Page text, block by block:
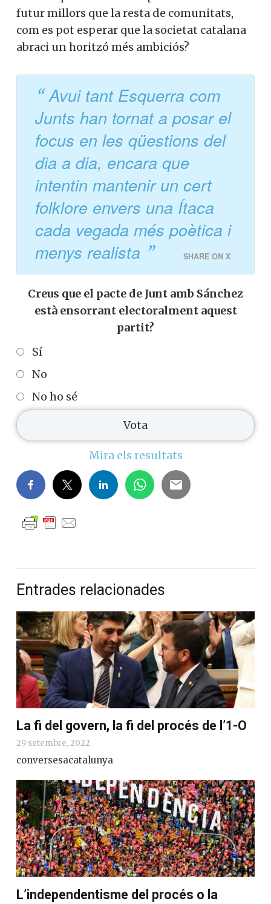
futur millors que la resta de comunitats,
com es pot esperar que la societat catalana
abraci un horitzó més ambiciós?
Avui tant Esquerra com
Junts han tornat a posar el
focus en les qüestions del
dia a dia, encara que
intentin mantenir un cert
folklore envers una Ítaca
cada vegada més poètica i
menys realista
SHARE ON X
Creus que el pacte de Junt amb Sánchez
està ensorrant electoralment aquest
partit?
Sí
No
No ho sé
Mira els resultats
Entrades relacionades
La fi del govern, la fi del procés de l’1-O
29 setembre, 2022
conversesacatalunya
L’independentisme del procés o la